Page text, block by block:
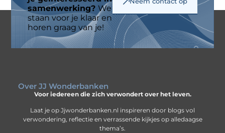
samenwerking? We
staan voor je klaar en
horen graag van je!
Over JJ Wonderbanken
Voor iedereen die zich verwondert over het leven.
Laat je op Jjwonderbanken.nl inspireren door blogs vol
verwondering, reflectie en verrassende kijkjes op alledaagse
thema’s.